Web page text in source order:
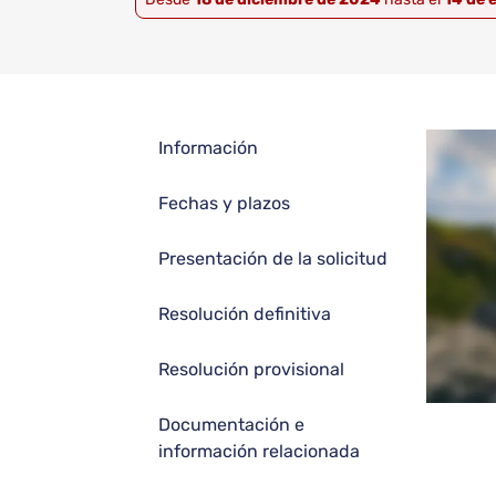
Información
Fechas y plazos
Presentación de la solicitud
Resolución definitiva
Resolución provisional
Documentación e
información relacionada